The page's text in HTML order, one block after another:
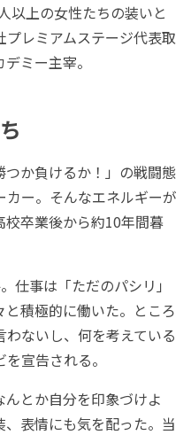
以上の女性たちの装いと
レミアムステージ代表取
ミー主宰。
か負けるか！」の戦闘態
ー。そんなエネルギーが
卒業後から約10年間暮
仕事は「ただのパシリ」
積極的に働いた。ところ
ないし、何を考えている
宣告される。
とか自分を印象づけよ
表情にも気を配った。当